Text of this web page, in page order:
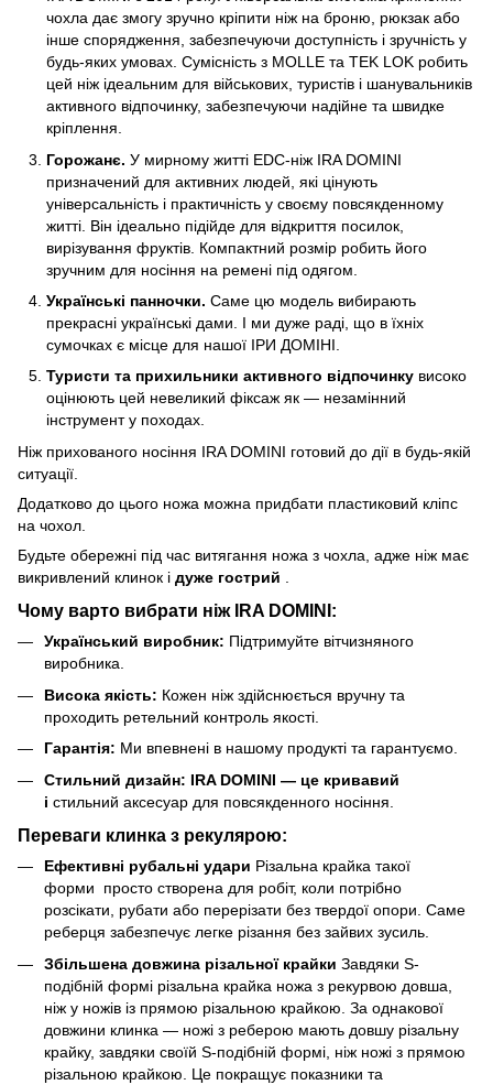
чохла дає змогу зручно кріпити ніж на броню, рюкзак або
інше спорядження, забезпечуючи доступність і зручність у
будь-яких умовах. Сумісність з MOLLE та TEK LOK робить
цей ніж ідеальним для військових, туристів і шанувальників
активного відпочинку, забезпечуючи надійне та швидке
кріплення.
Горожанє. У мирному житті EDC-ніж IRA DOMINI
призначений для активних людей, які цінують
універсальність і практичність у своєму повсякденному
житті. Він ідеально підійде для відкриття посилок,
вирізування фруктів. Компактний розмір робить його
зручним для носіння на ремені під одягом.
Українські панночки. Саме цю модель вибирають
прекрасні українські дами. І ми дуже раді, що в їхніх
сумочках є місце для нашої ІРИ ДОМІНІ.
Туристи та прихильники активного відпочинку високо
оцінюють цей невеликий фіксаж як — незамінний
інструмент у походах.
Ніж прихованого носіння IRA DOMINI готовий до дії в будь-якій
ситуації.
Додатково до цього ножа можна придбати пластиковий кліпс
на чохол.
Будьте обережні під час витягання ножа з чохла, адже ніж має
викривлений клинок і дуже гострий
Чому варто вибрати ніж IRA DOMINI:
Український виробник: Підтримуйте вітчизняного
виробника.
Висока якість: Кожен ніж здійснюється вручну та
проходить ретельний контроль якості.
Гарантія: Ми впевнені в нашому продукті та гарантуємо.
Стильний дизайн: IRA DOMINI — це кривавий
і стильний аксесуар для повсякденного носіння.
Переваги клинка з рекулярою:
Ефективні рубальні удари Різальна крайка такої
форми просто створена для робіт, коли потрібно
розсікати, рубати або перерізати без твердої опори. Саме
реберця забезпечує легке різання без зайвих зусиль.
Збільшена довжина різальної крайки Завдяки S-
подібній формі різальна крайка ножа з рекурвою довша,
ніж у ножів із прямою різальною крайкою. За однакової
довжини клинка — ножі з реберою мають довшу різальну
крайку, завдяки своїй S-подібній формі, ніж ножі з прямою
різальною крайкою. Це покращує показники та